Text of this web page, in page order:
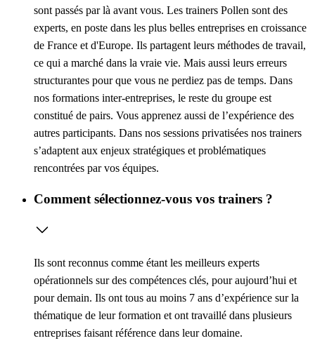
sont passés par là avant vous. Les trainers Pollen sont des
experts, en poste dans les plus belles entreprises en croissance
de France et d'Europe. Ils partagent leurs méthodes de travail,
ce qui a marché dans la vraie vie. Mais aussi leurs erreurs
structurantes pour que vous ne perdiez pas de temps. Dans
nos formations inter-entreprises, le reste du groupe est
constitué de pairs. Vous apprenez aussi de l’expérience des
autres participants. Dans nos sessions privatisées nos trainers
s’adaptent aux enjeux stratégiques et problématiques
rencontrées par vos équipes.
Comment sélectionnez-vous vos trainers ?
Ils sont reconnus comme étant les meilleurs experts
opérationnels sur des compétences clés, pour aujourd’hui et
pour demain. Ils ont tous au moins 7 ans d’expérience sur la
thématique de leur formation et ont travaillé dans plusieurs
entreprises faisant référence dans leur domaine.